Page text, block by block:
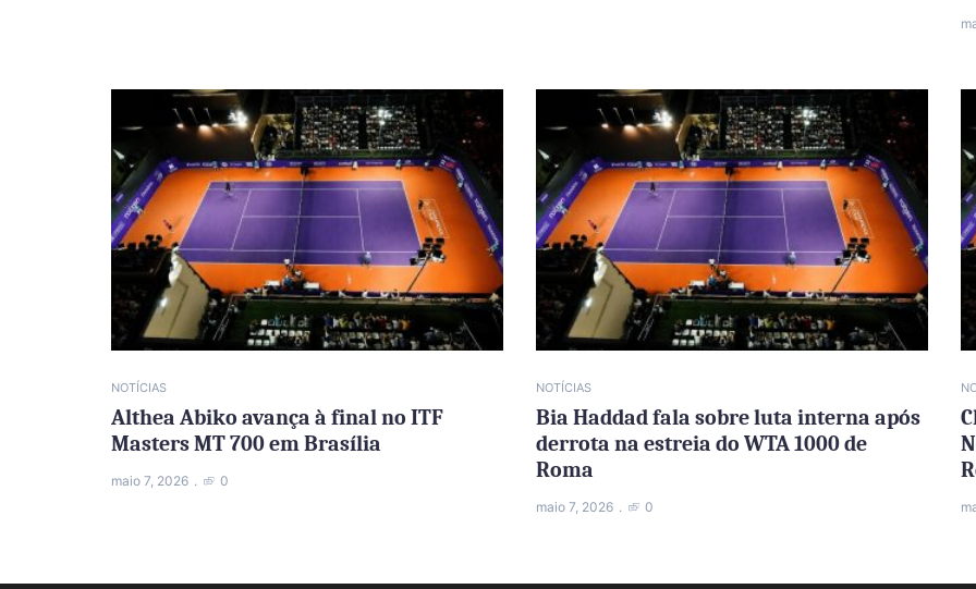
NOTÍCIAS
Althea Abiko avança à final no ITF
Masters MT 700 em Brasília
maio 7, 2026 0
NOTÍCIAS
Bia Haddad fala sobre luta interna após
derrota na estreia do WTA 1000 de
Roma
maio 7, 2026 0